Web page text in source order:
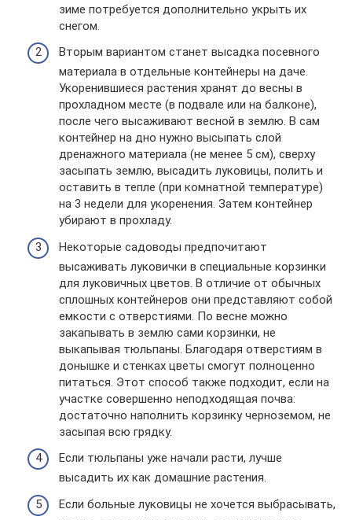
зиме потребуется дополнительно укрыть их
снегом.
Вторым вариантом станет высадка посевного
материала в отдельные контейнеры на даче.
Укоренившиеся растения хранят до весны в
прохладном месте (в подвале или на балконе),
после чего высаживают весной в землю. В сам
контейнер на дно нужно высыпать слой
дренажного материала (не менее 5 см), сверху
засыпать землю, высадить луковицы, полить и
оставить в тепле (при комнатной температуре)
на 3 недели для укоренения. Затем контейнер
убирают в прохладу.
Некоторые садоводы предпочитают
высаживать луковички в специальные корзинки
для луковичных цветов. В отличие от обычных
сплошных контейнеров они представляют собой
емкости с отверстиями. По весне можно
закапывать в землю сами корзинки, не
выкапывая тюльпаны. Благодаря отверстиям в
донышке и стенках цветы смогут полноценно
питаться. Этот способ также подходит, если на
участке совершенно неподходящая почва:
достаточно наполнить корзинку черноземом, не
засыпая всю грядку.
Если тюльпаны уже начали расти, лучше
высадить их как домашние растения.
Если больные луковицы не хочется выбрасывать,